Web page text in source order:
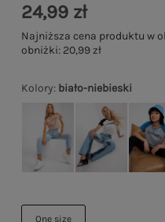
Kolory: biało-niebieski
One size
24,99 zł
Najniższa cena produktu w
obniżki: 20,99 zł